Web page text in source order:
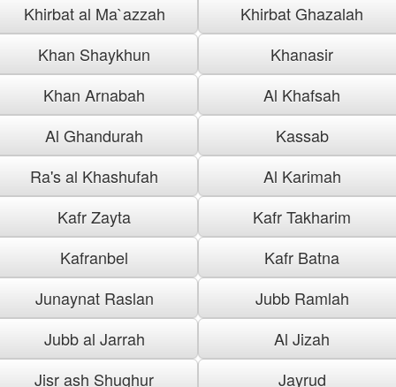
Khirbat al Ma`azzah
Khirbat Ghazalah
Khan Shaykhun
Khanasir
Khan Arnabah
Al Khafsah
Al Ghandurah
Kassab
Ra's al Khashufah
Al Karimah
Kafr Zayta
Kafr Takharim
Kafranbel
Kafr Batna
Junaynat Raslan
Jubb Ramlah
Jubb al Jarrah
Al Jizah
Jisr ash Shughur
Jayrud